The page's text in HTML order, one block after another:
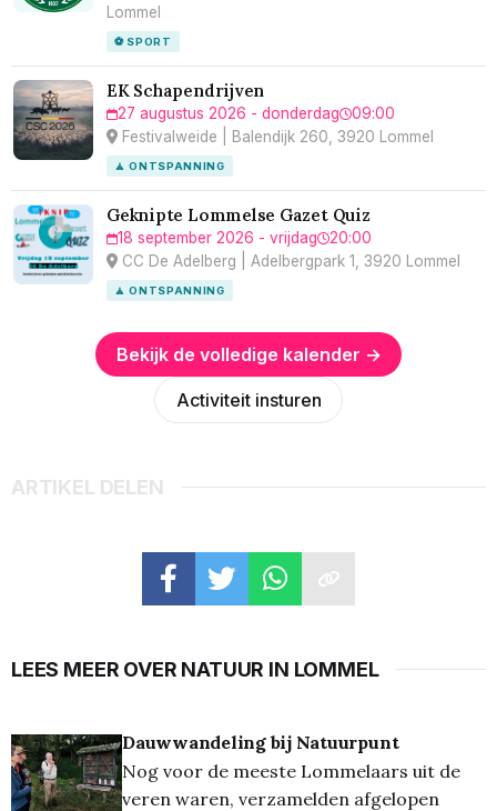
Lommel
⚽ SPORT
EK Schapendrijven
27 augustus 2026 - donderdag
09:00
Festivalweide | Balendijk 260, 3920 Lommel
🧘 ONTSPANNING
Geknipte Lommelse Gazet Quiz
18 september 2026 - vrijdag
20:00
CC De Adelberg | Adelbergpark 1, 3920 Lommel
🧘 ONTSPANNING
Bekijk de volledige kalender →
Activiteit insturen
ARTIKEL DELEN
LEES MEER OVER NATUUR IN LOMMEL
Dauwwandeling bij Natuurpunt
Nog voor de meeste Lommelaars uit de
veren waren, verzamelden afgelopen